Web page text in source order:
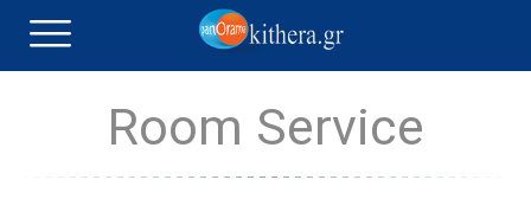
Room Service